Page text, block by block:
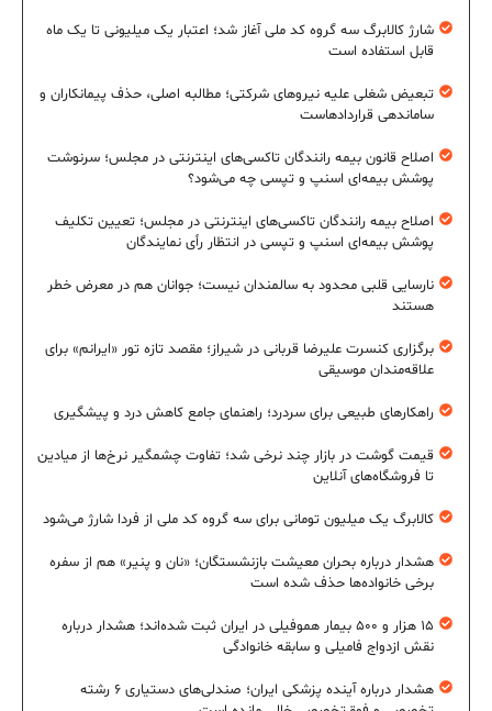
شارژ کالابرگ سه گروه کد ملی آغاز شد؛ اعتبار یک میلیونی تا یک ماه
قابل استفاده است
تبعیض شغلی علیه نیروهای شرکتی؛ مطالبه اصلی، حذف پیمانکاران و
ساماندهی قراردادهاست
اصلاح قانون بیمه رانندگان تاکسی‌های اینترنتی در مجلس؛ سرنوشت
پوشش بیمه‌ای اسنپ و تپسی چه می‌شود؟
اصلاح بیمه رانندگان تاکسی‌های اینترنتی در مجلس؛ تعیین تکلیف
پوشش بیمه‌ای اسنپ و تپسی در انتظار رأی نمایندگان
نارسایی قلبی محدود به سالمندان نیست؛ جوانان هم در معرض خطر
هستند
برگزاری کنسرت علیرضا قربانی در شیراز؛ مقصد تازه تور «ایرانم» برای
علاقه‌مندان موسیقی
راهکارهای طبیعی برای سردرد؛ راهنمای جامع کاهش درد و پیشگیری
قیمت گوشت در بازار چند نرخی شد؛ تفاوت چشمگیر نرخ‌ها از میادین
تا فروشگاه‌های آنلاین
کالابرگ یک میلیون تومانی برای سه گروه کد ملی از فردا شارژ می‌شود
هشدار درباره بحران معیشت بازنشستگان؛ «نان و پنیر» هم از سفره
برخی خانواده‌ها حذف شده است
۱۵ هزار و ۵۰۰ بیمار هموفیلی در ایران ثبت شده‌اند؛ هشدار درباره
نقش ازدواج فامیلی و سابقه خانوادگی
هشدار درباره آینده پزشکی ایران؛ صندلی‌های دستیاری ۶ رشته